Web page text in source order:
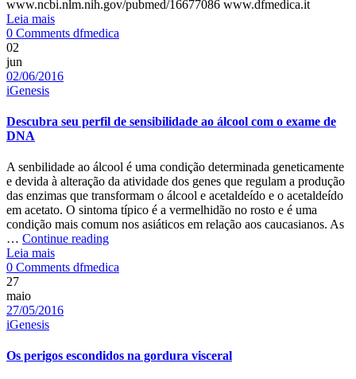
www.ncbi.nlm.nih.gov/pubmed/16677086 www.dfmedica.it
Leia mais
0 Comments Author
dfmedica
02
jun
Date
02/06/2016
Categories
iGenesis
Descubra seu perfil de sensibilidade ao álcool com o exame de
DNA
A senbilidade ao álcool é uma condição determinada geneticamente
e devida à alteração da atividade dos genes que regulam a produção
das enzimas que transformam o álcool e acetaldeído e o acetaldeído
em acetato. O sintoma típico é a vermelhidão no rosto e é uma
condição mais comum nos asiáticos em relação aos caucasianos. As
… Continue readingDescubra
perfil
o
Leia mais
0 Comments Author
dfmedica
27
maio
Date
27/05/2016
Categories
iGenesis
Os perigos escondidos na gordura visceral